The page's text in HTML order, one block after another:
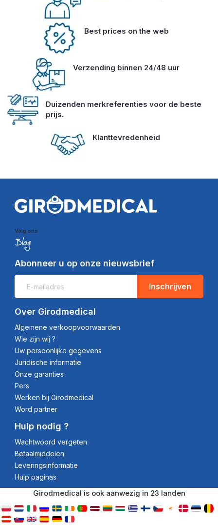
Best prices on the web
Verzending binnen 24/48 uur
Duizenden merkreferenties voor de beste
prijs.
Klanttevredenheid
Volg ons
Abonneer u op onze nieuwsbrief
Inschrijven
Over Girodmedical
Algemene verkoopvoorwaarden
Wie zijn wij ?
Uw persoonlijke gegevens
Juridische informatie
Onze garanties
Pers
Werken bij Girodmedical
Word partner
Hulp nodig ?
Wachtwoord vergeten
Betaalmiddelen
Leveringsinformatie
Hulp paginas
Girodmedical is ook aanwezig in 23 landen